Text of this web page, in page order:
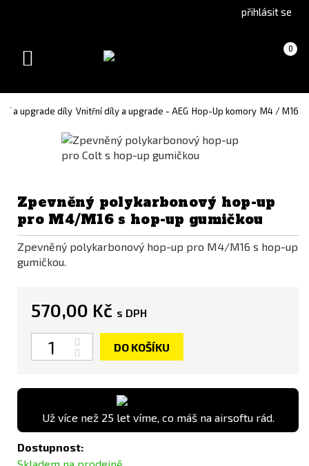
version(Slovak)
přihlásit se
Košík 0
(prázdný)
Toggle
a upgrade díly Vnitřní díly a upgrade - AEG Hop-Up komory M4 / M16
Zpevněný polykarbonový hop-up
pro M4/M16 s hop-up gumičkou
Zpevněný polykarbonový hop-up pro M4/M16 s hop-up
gumičkou.
570,00 Kč s DPH
Počet
DO KOŠÍKU
Už více než 25 let víme, co máš na airsoftu rád.
Dostupnost: